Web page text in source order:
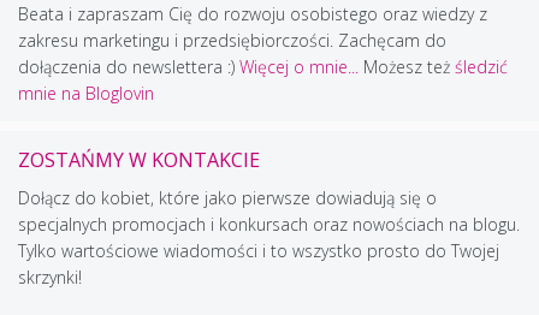
Beata i zapraszam Cię do rozwoju osobistego oraz wiedzy z
zakresu marketingu i przedsiębiorczości. Zachęcam do
dołączenia do newslettera :) Więcej o mnie... Możesz też śledzić
mnie na Bloglovin
ZOSTAŃMY W KONTAKCIE
Dołącz do kobiet, które jako pierwsze dowiadują się o
specjalnych promocjach i konkursach oraz nowościach na blogu.
Tylko wartościowe wiadomości i to wszystko prosto do Twojej
skrzynki!